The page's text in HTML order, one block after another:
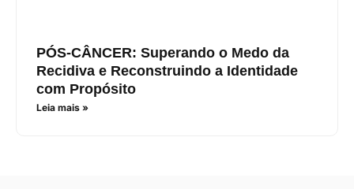
PÓS-CÂNCER: Superando o Medo da
Recidiva e Reconstruindo a Identidade
com Propósito
Leia mais »